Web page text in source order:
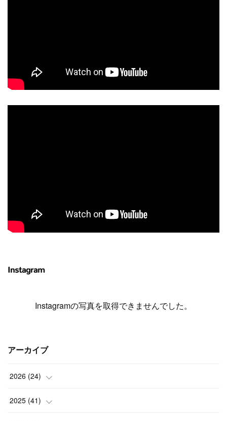
Instagram
Instagramの写真を取得できませんでした。
アーカイブ
2026 (24)
(1)
2025 (41)